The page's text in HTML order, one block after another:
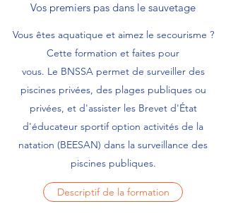
Vos premiers pas dans le sauvetage
Vous êtes aquatique et aimez le secourisme ?
Cette formation et faites pour
vous. Le BNSSA permet de surveiller des
piscines privées, des plages publiques ou
privées, et d'assister les Brevet d'État
d'éducateur sportif option activités de la
natation (BEESAN) dans la surveillance des
piscines publiques.
Descriptif de la formation